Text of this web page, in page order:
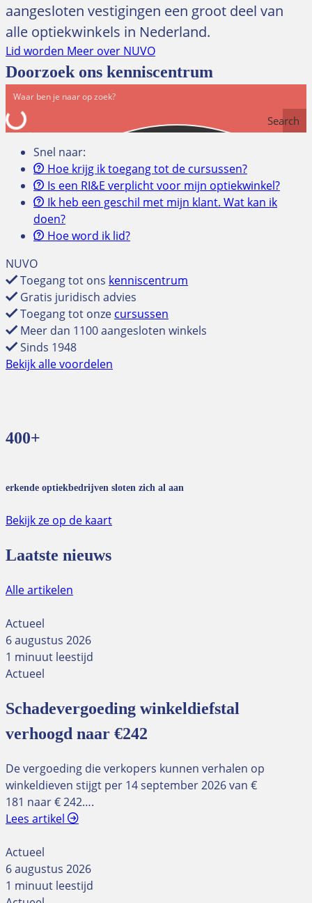
aangesloten vestigingen een groot deel van
alle optiekwinkels in Nederland.
Lid worden Meer over NUVO
Doorzoek ons kenniscentrum
Search
Snel naar:
Hoe krijg ik toegang tot de cursussen?
Is een RI&E verplicht voor mijn optiekwinkel?
Ik heb een geschil met mijn klant. Wat kan ik
doen?
Hoe word ik lid?
NUVO
Toegang tot ons kenniscentrum
Gratis juridisch advies
Toegang tot onze cursussen
Meer dan 1100 aangesloten winkels
Sinds 1948
Bekijk alle voordelen
400+
erkende optiekbedrijven sloten zich al aan
Bekijk ze op de kaart
Laatste nieuws
Alle artikelen
Actueel
6 augustus 2026
1 minuut leestijd
Actueel
Schadevergoeding winkeldiefstal
verhoogd naar €242
De vergoeding die verkopers kunnen verhalen op
winkeldieven stijgt per 14 september 2026 van €
181 naar € 242….
Lees artikel
Actueel
6 augustus 2026
1 minuut leestijd